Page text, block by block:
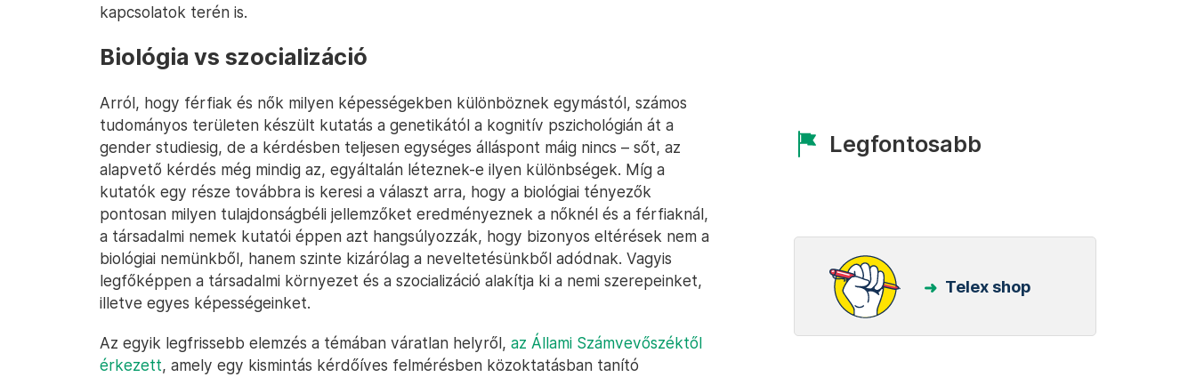
kapcsolatok terén is.
Biológia vs szocializáció
Arról, hogy férfiak és nők milyen képességekben különböznek egymástól, számos
tudományos területen készült kutatás a genetikától a kognitív pszichológián át a
gender studiesig, de a kérdésben teljesen egységes álláspont máig nincs – sőt, az
alapvető kérdés még mindig az, egyáltalán léteznek-e ilyen különbségek. Míg a
kutatók egy része továbbra is keresi a választ arra, hogy a biológiai tényezők
pontosan milyen tulajdonságbéli jellemzőket eredményeznek a nőknél és a férfiaknál,
a társadalmi nemek kutatói éppen azt hangsúlyozzák, hogy bizonyos eltérések nem a
biológiai nemünkből, hanem szinte kizárólag a neveltetésünkből adódnak. Vagyis
legfőképpen a társadalmi környezet és a szocializáció alakítja ki a nemi szerepeinket,
illetve egyes képességeinket.
Az egyik legfrissebb elemzés a témában váratlan helyről, az Állami Számvevőszéktől
érkezett, amely egy kismintás kérdőíves felmérésben közoktatásban tanító
Legfontosabb
Telex shop